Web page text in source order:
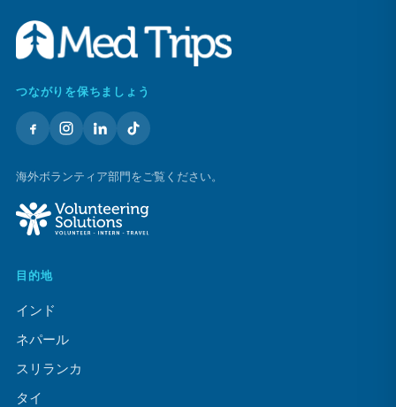
つながりを保ちましょう
海外ボランティア部門をご覧ください。
目的地
インド
ネパール
スリランカ
タイ